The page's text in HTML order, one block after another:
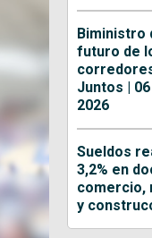
Biministro
futuro de
Juntos |
2026
Sueldos
3,2% en
comercio,
y